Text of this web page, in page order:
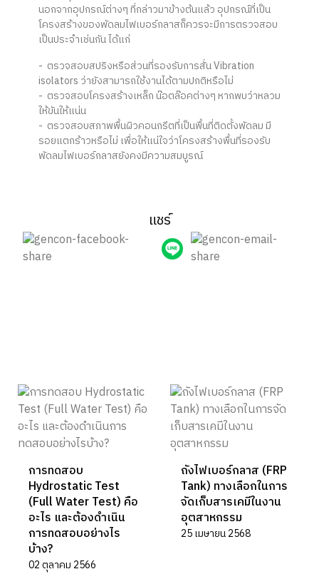
นอกจากอุปกรณ์ต่างๆ ที่กล่าวมาข้างต้นแล้ว อุปกรณ์ที่เป็น
โครงสร้างของพัดลมไฟเบอร์กลาสก็ควรจะมีการตรวจสอบ
เป็นประจำเช่นกัน ได้แก่
- ตรวจสอบสปริงหรือส่วนที่รองรับการสั่น Vibration
isolators ว่ายังสามารถใช้งานได้ตามปกติหรือไม่
- ตรวจสอบโครงสร้างเหล็ก น๊อตล๊อคต่างๆ หากพบว่าหลวม
ให้ขันให้แน่น
- ตรวจสอบสภาพพื้นผิวคอนกรีตที่เป็นพื้นที่ติดตั้งพัดลม มี
รอยแตกร้าวหรือไม่ เพื่อให้แน่ใจว่าโครงสร้างพื้นที่รองรับ
พัดลมไฟเบอร์กลาสยังคงมีความสมบูรณ์
แชร์
การทดสอบ
Hydrostatic Test
(Full Water Test) คือ
อะไร และต้องดำเนิน
การทดสอบอย่างไร
บ้าง?
02 ตุลาคม 2566
ถังไฟเบอร์กลาส (FRP
Tank) ทางเลือกในการ
จัดเก็บสารเคมีในงาน
อุตสาหกรรม
25 เมษายน 2568